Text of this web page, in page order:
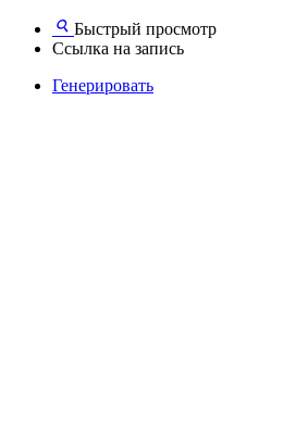
Быстрый просмотр
Ссылка на запись
Генерировать